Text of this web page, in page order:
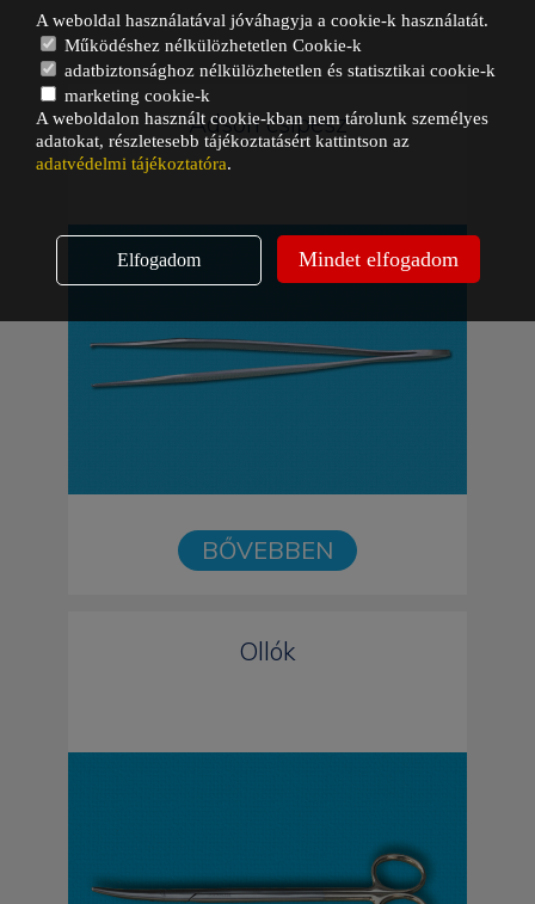
Adson csipesz
BŐVEBBEN
Ollók
A weboldal használatával jóváhagyja a cookie-k használatát.
Működéshez nélkülözhetetlen Cookie-k
adatbiztonsághoz nélkülözhetetlen és statisztikai cookie-k
marketing cookie-k
A weboldalon használt cookie-kban nem tárolunk személyes
adatokat, részletesebb tájékoztatásért kattintson az
adatvédelmi tájékoztatóra.
Elfogadom Mindet elfogadom